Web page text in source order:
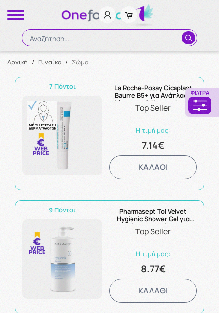
Αναζήτηση...
Αναζήτηση
Αρχική / Γυναίκα / Σώμα
ΦΊΛΤΡΑ
7 Πόντοι
La Roche-Posay Cicaplast
Baume B5+ για Ανάπλαση
Δέρματος & Καταπράυνση
15ml
Top Seller
Η τιμή μας:
7.14€
ΚΑΛΑΘΙ
9 Πόντοι
Pharmasept Tol Velvet
Hygienic Shower Gel για
Πρόσωπο & Σώμα 1lt
Top Seller
Η τιμή μας:
8.77€
ΚΑΛΑΘΙ